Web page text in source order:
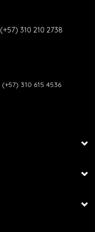
(+57) 310 210 2738
(+57) 310 615 4536